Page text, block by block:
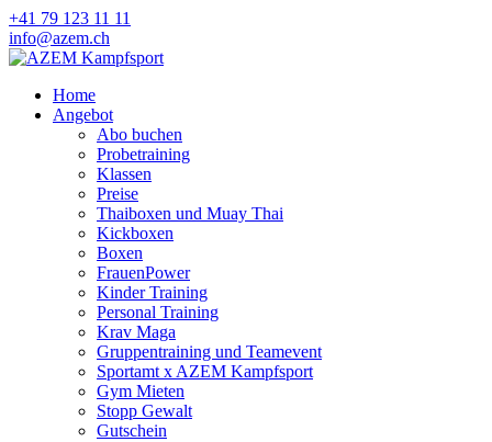
+41 79 123 11 11
info@azem.ch
Home
Angebot
Abo buchen
Probetraining
Klassen
Preise
Thaiboxen und Muay Thai
Kickboxen
Boxen
FrauenPower
Kinder Training
Personal Training
Krav Maga
Gruppentraining und Teamevent
Sportamt x AZEM Kampfsport
Gym Mieten
Stopp Gewalt
Gutschein